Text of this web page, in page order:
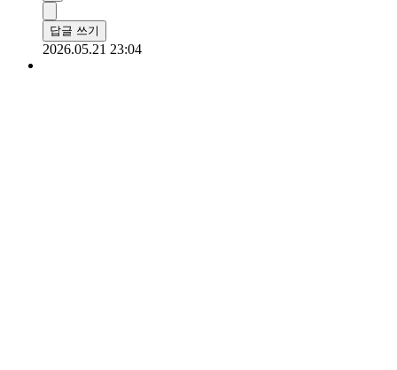
답글 쓰기
2026.05.21 23:04